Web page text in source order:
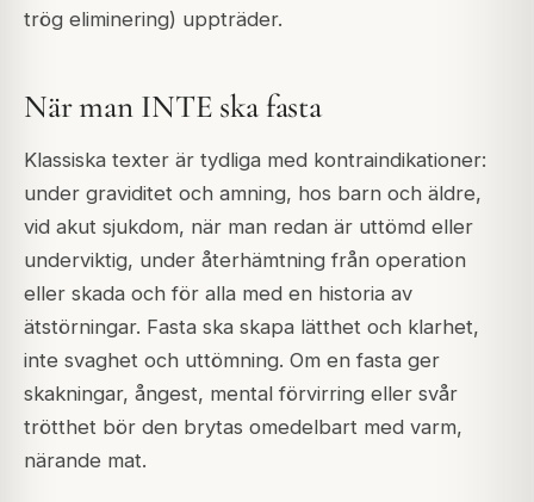
trög eliminering) uppträder.
När man INTE ska fasta
Klassiska texter är tydliga med kontraindikationer:
under graviditet och amning, hos barn och äldre,
vid akut sjukdom, när man redan är uttömd eller
underviktig, under återhämtning från operation
eller skada och för alla med en historia av
ätstörningar. Fasta ska skapa lätthet och klarhet,
inte svaghet och uttömning. Om en fasta ger
skakningar, ångest, mental förvirring eller svår
trötthet bör den brytas omedelbart med varm,
närande mat.